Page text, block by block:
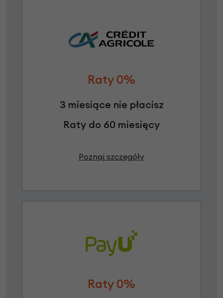
Raty 0%
3 miesiące nie płacisz
Raty do 60 miesięcy
Poznaj szczegóły
Raty 0%